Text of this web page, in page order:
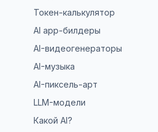
Токен-калькулятор
AI app-билдеры
AI-видеогенераторы
AI-музыка
AI-пиксель-арт
LLM-модели
Какой AI?